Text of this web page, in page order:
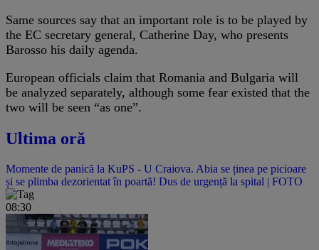
Same sources say that an important role is to be played by
the EC secretary general, Catherine Day, who presents
Barosso his daily agenda.
European officials claim that Romania and Bulgaria will
be analyzed separately, although some fear existed that the
two will be seen “as one”.
Ultima oră
Momente de panică la KuPS - U Craiova. Abia se ținea pe picioare
și se plimba dezorientat în poartă! Dus de urgență la spital | FOTO
08:30